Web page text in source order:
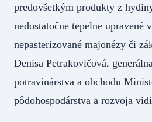
predovšetkým produkty z
nedostatočne tepelne upravené
nepasterizované majonézy či
Denisa Petrakovičová,
potravinárstva a obchodu
pôdohospodárstva a rozvoja